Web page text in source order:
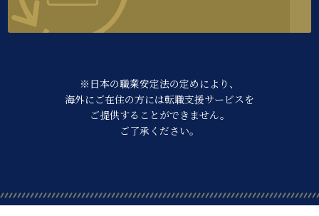
※日本の職業安定法の定めにより、
海外にご在住の方には転職支援サービスを
ご提供することができません。
ご了承ください。